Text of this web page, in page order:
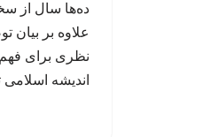
ده‌ها سال از
علاوه بر بیان
نظری برای فهم
اندیشه